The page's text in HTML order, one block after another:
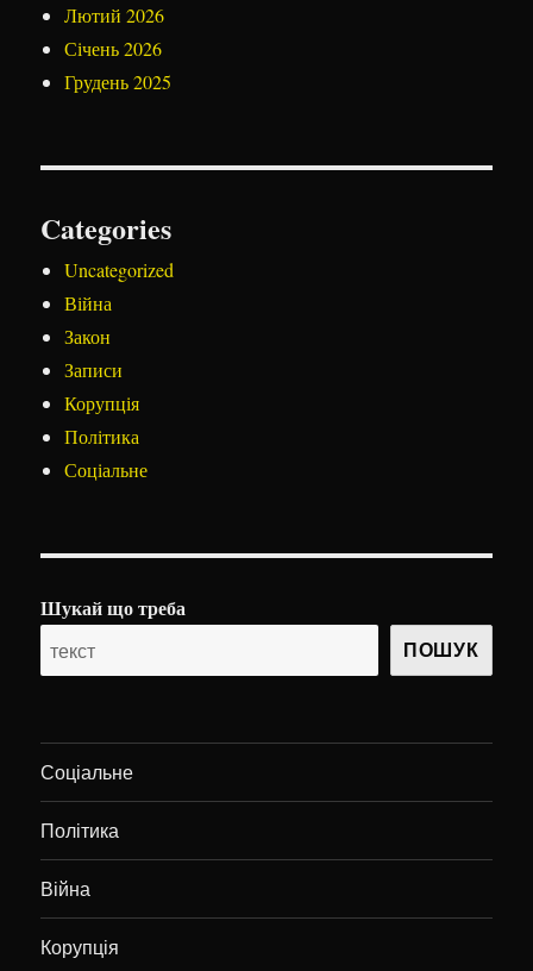
Лютий 2026
Січень 2026
Грудень 2025
Categories
Uncategorized
Війна
Закон
Записи
Корупція
Політика
Соціальне
Шукай що треба
ПОШУК
Соціальне
Політика
Війна
Корупція